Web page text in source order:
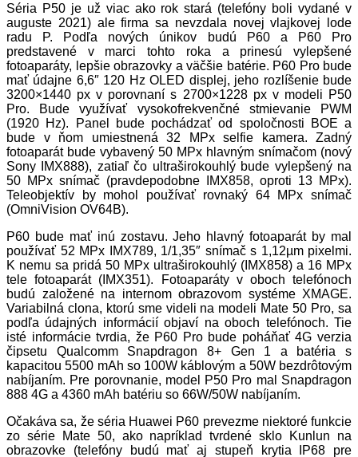
Séria P50 je už viac ako rok stará (telefóny boli vydané v
auguste 2021) ale firma sa nevzdala novej vlajkovej lode
radu P. Podľa nových únikov budú P60 a P60 Pro
predstavené v marci tohto roka a prinesú vylepšené
fotoaparáty, lepšie obrazovky a väčšie batérie. P60 Pro bude
mať údajne 6,6″ 120 Hz OLED displej, jeho rozlíšenie bude
3200×1440 px v porovnaní s 2700×1228 px v modeli P50
Pro. Bude využívať vysokofrekvenčné stmievanie PWM
(1920 Hz). Panel bude pochádzať od spoločnosti BOE a
bude v ňom umiestnená 32 MPx selfie kamera. Zadný
fotoaparát bude vybavený 50 MPx hlavným snímačom (nový
Sony IMX888), zatiaľ čo ultraširokouhlý bude vylepšený na
50 MPx snímač (pravdepodobne IMX858, oproti 13 MPx).
Teleobjektív by mohol používať rovnaký 64 MPx snímač
(OmniVision OV64B).
P60 bude mať inú zostavu. Jeho hlavný fotoaparát by mal
používať 52 MPx IMX789, 1/1,35″ snímač s 1,12µm pixelmi.
K nemu sa pridá 50 MPx ultraširokouhlý (IMX858) a 16 MPx
tele fotoaparát (IMX351). Fotoaparáty v oboch telefónoch
budú založené na internom obrazovom systéme XMAGE.
Variabilná clona, ktorú sme videli na modeli Mate 50 Pro, sa
podľa údajných informácií objaví na oboch telefónoch. Tie
isté informácie tvrdia, že P60 Pro bude poháňať 4G verzia
čipsetu Qualcomm Snapdragon 8+ Gen 1 a batéria s
kapacitou 5500 mAh so 100W káblovým a 50W bezdrôtovým
nabíjaním. Pre porovnanie, model P50 Pro mal Snapdragon
888 4G a 4360 mAh batériu so 66W/50W nabíjaním.
Očakáva sa, že séria Huawei P60 prevezme niektoré funkcie
zo série Mate 50, ako napríklad tvrdené sklo Kunlun na
obrazovke (telefóny budú mať aj stupeň krytia IP68 pre